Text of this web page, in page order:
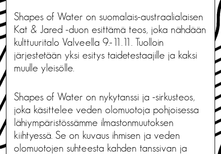
Shapes of Water on suomalais-austraalialaisen
Kat & Jared -duon esittämä teos, joka nähdään
kulttuuritalo Valveella 9.-11.11. Tuolloin
järjestetään yksi esitys taidetestaajille ja kaksi
muulle yleisölle.
Shapes of Water on nykytanssi ja -sirkusteos,
joka käsittelee veden olomuotoja pohjoisessa
lähiympäristössämme ilmastonmuutoksen
kiihtyessä. Se on kuvaus ihmisen ja veden
olomuotojen suhteesta kahden tanssivan ja